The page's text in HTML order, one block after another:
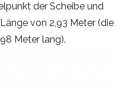
der Scheibe und
von 2,93 Meter (die
Meter lang).